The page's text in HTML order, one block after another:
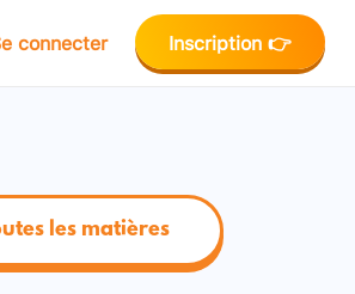
connecter Inscription 👉
les matières